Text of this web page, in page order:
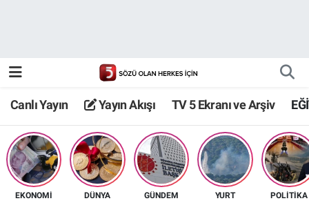
Canlı Yayın Yayın Akışı TV 5 Ekranı ve Arşiv
EKONOMİ DÜNYA GÜNDEM YURT POLİTİKA
TV 5 Ekranı ve Arşiv